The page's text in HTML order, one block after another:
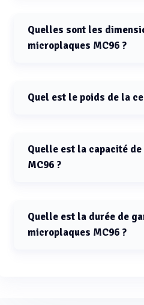
Quelles sont les
microplaques MC96 ?
Quel est le poids de la
Quelle est la capacité
MC96 ?
Quelle est la durée de
microplaques MC96 ?